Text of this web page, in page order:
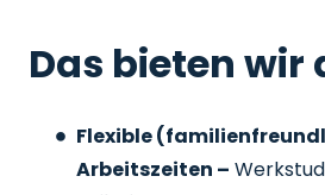
Das bieten wir
Flexible
Arbeitszeiten –